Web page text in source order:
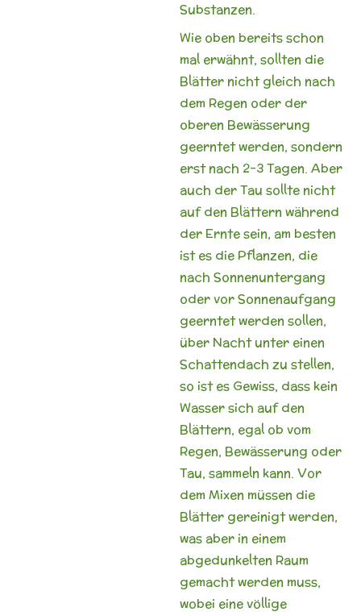
Substanzen.
Wie oben bereits schon
mal erwähnt, sollten die
Blätter nicht gleich nach
dem Regen oder der
oberen Bewässerung
geerntet werden, sondern
erst nach 2-3 Tagen. Aber
auch der Tau sollte nicht
auf den Blättern während
der Ernte sein, am besten
ist es die Pflanzen, die
nach Sonnenuntergang
oder vor Sonnenaufgang
geerntet werden sollen,
über Nacht unter einen
Schattendach zu stellen,
so ist es Gewiss, dass kein
Wasser sich auf den
Blättern, egal ob vom
Regen, Bewässerung oder
Tau, sammeln kann. Vor
dem Mixen müssen die
Blätter gereinigt werden,
was aber in einem
abgedunkelten Raum
gemacht werden muss,
wobei eine völlige